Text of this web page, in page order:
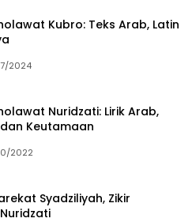
Kubro: Teks Arab, Latin
2024
Nuridzati: Lirik Arab,
Keutamaan
2022
Syadziliyah, Zikir